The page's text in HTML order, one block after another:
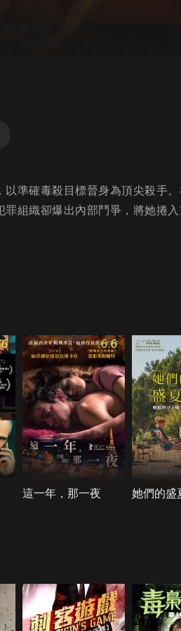
準確毒殺目標晉身為頂尖殺手
組織卻爆出內部鬥爭，將她捲
6.6
這一年，那一夜 她們的盛